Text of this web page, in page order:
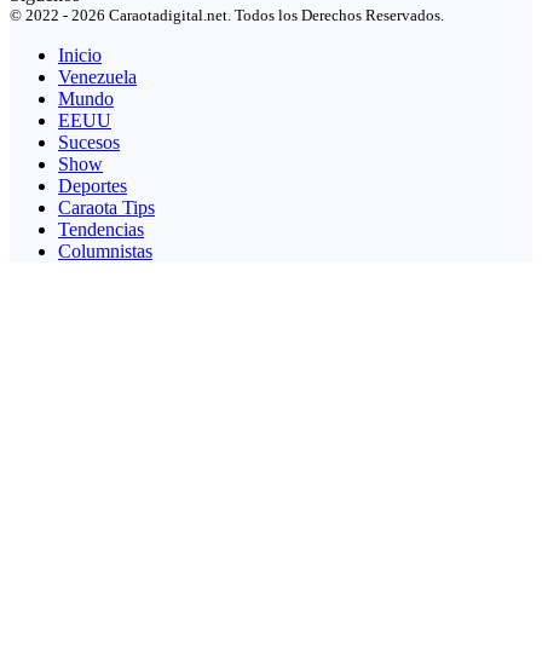
© 2022 - 2026 Caraotadigital.net. Todos los Derechos Reservados.
Inicio
Venezuela
Mundo
EEUU
Sucesos
Show
Deportes
Caraota Tips
Tendencias
Columnistas